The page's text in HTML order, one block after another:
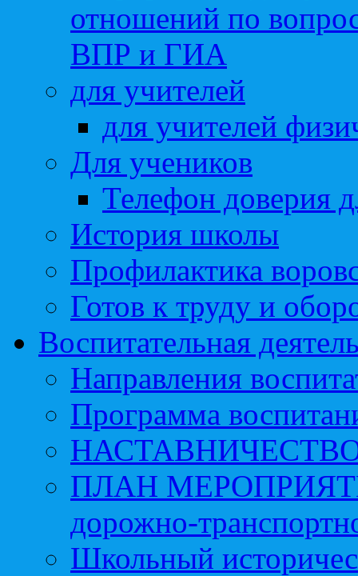
отношений по
ВПР и ГИА
для учителей
для учителей
Для учеников
Телефон доверия
История школы
Профилактика
Готов к труду и
Воспитательная
Направления
Программа
ПЛАН МЕРОПРИЯТИЙ
дорожно-
Школьный